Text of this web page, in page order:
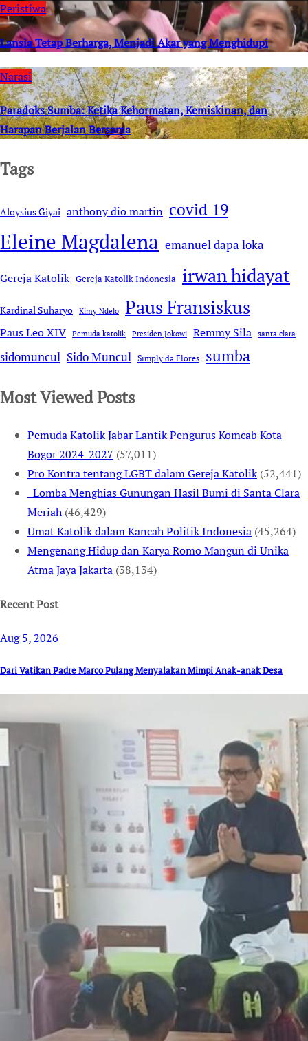
Peristiwa
Lansia Tetap Berharga, Menjadi Akar yang Menghidupi
Narasi
Paradoks Sumba: Ketika Kehormatan, Kemiskinan, dan
Harapan Berjalan Bersama
Tags
Aloysius Giyai anthony dio martin covid 19
Eleine Magdalena emanuel dapa loka
Gereja Katolik Gereja Katolik Indonesia irwan hidayat
Kardinal Suharyo Kimy Ndelo Paus Fransiskus
Paus Leo XIV Pemuda katolik Presiden Jokowi Remmy Sila santa clara
sidomuncul Sido Muncul Simply da Flores sumba
Most Viewed Posts
Pemuda Katolik Jabar Lantik Pengurus Komcab Kota
Bogor 2024-2027 (57,011)
Pro Kontra tentang LGBT dalam Gereja Katolik (52,441)
Lomba Menghias Gunungan Hasil Bumi di Santa Clara
Meriah (46,429)
Umat Katolik dalam Kancah Politik Indonesia (45,264)
Mengenang Hidup dan Karya Romo Mangun di Unika
Atma Jaya Jakarta (38,134)
Recent Post
Aug 5, 2026
Dari Vatikan Padre Marco Pulang Menyalakan Mimpi Anak-anak Desa